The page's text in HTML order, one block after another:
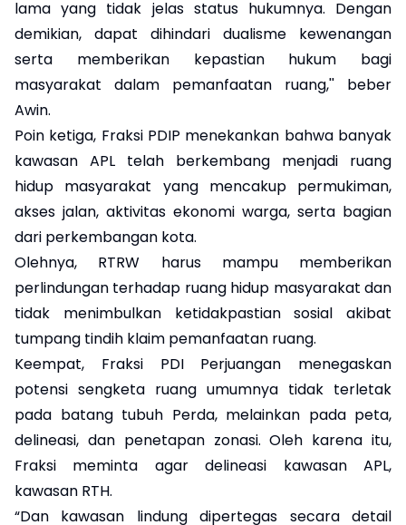
lama yang tidak jelas status hukumnya. Dengan
demikian, dapat dihindari dualisme kewenangan
serta memberikan kepastian hukum bagi
masyarakat dalam pemanfaatan ruang,'' beber
Awin.
Poin ketiga, Fraksi PDIP menekankan bahwa banyak
kawasan APL telah berkembang menjadi ruang
hidup masyarakat yang mencakup permukiman,
akses jalan, aktivitas ekonomi warga, serta bagian
dari perkembangan kota.
Olehnya, RTRW harus mampu memberikan
perlindungan terhadap ruang hidup masyarakat dan
tidak menimbulkan ketidakpastian sosial akibat
tumpang tindih klaim pemanfaatan ruang.
Keempat, Fraksi PDI Perjuangan menegaskan
potensi sengketa ruang umumnya tidak terletak
pada batang tubuh Perda, melainkan pada peta,
delineasi, dan penetapan zonasi. Oleh karena itu,
Fraksi meminta agar delineasi kawasan APL,
kawasan RTH.
“Dan kawasan lindung dipertegas secara detail